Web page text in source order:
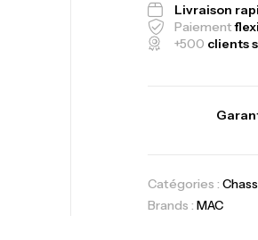
Livraison
Paiement
+500 clients
Catégories :
Brands : MAC